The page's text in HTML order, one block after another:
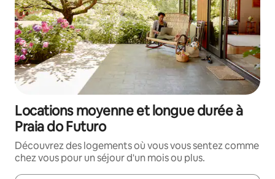
Locations moyenne et longue durée à
Praia do Futuro
Découvrez des logements où vous vous sentez comme
chez vous pour un séjour d'un mois ou plus.